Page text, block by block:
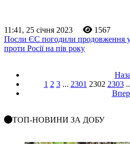
11:41, 25 січня 2023
1567
Посли ЄС погодили продовження
проти Росії на пів року
1 2 3 ... 2301 2302 2303
ТОП-НОВИНИ ЗА ДОБУ